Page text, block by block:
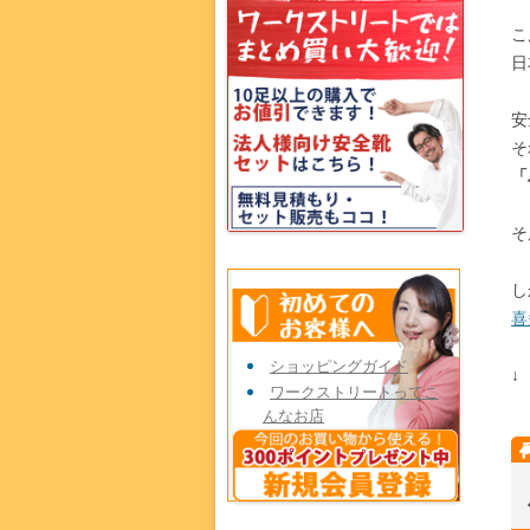
ショッピングガイド
ワークストリートってこ
んなお店